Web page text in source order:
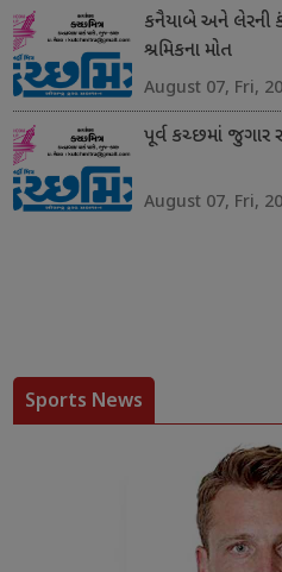
કનૈયાબે અને લેરની
શ્રમિકના મોત
August 07, Fri,
પૂર્વ કચ્છમાં જુગાર
August 07, Fri,
Sports News